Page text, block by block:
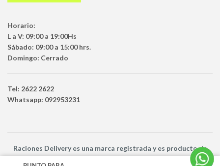
Horario:
L a V: 09:00 a 19:00Hs
Sábado: 09:00 a 15:00 hrs.
Domingo: Cerrado
Tel: 2622 2622
Whatsapp: 092953231
Raciones Deliveryes una marca registrada y es productode
Netbuy Uruguay SRL -© Todos los derechos reservados